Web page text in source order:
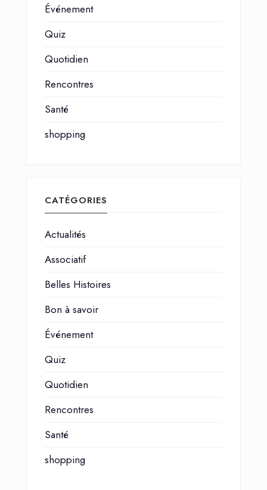
Événement
Quiz
Quotidien
Rencontres
Santé
shopping
CATÉGORIES
Actualités
Associatif
Belles Histoires
Bon à savoir
Événement
Quiz
Quotidien
Rencontres
Santé
shopping